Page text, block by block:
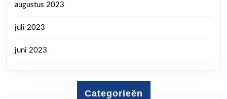
augustus 2023
juli 2023
juni 2023
Categorieën